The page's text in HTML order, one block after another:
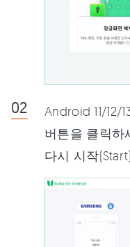
Android 11/12/
버튼을 클릭하
다시 시작